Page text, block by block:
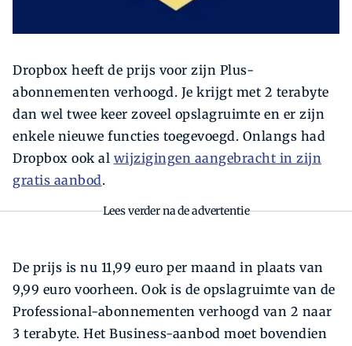
Dropbox heeft de prijs voor zijn Plus-
abonnementen verhoogd. Je krijgt met 2 terabyte
dan wel twee keer zoveel opslagruimte en er zijn
enkele nieuwe functies toegevoegd. Onlangs had
Dropbox ook al wijzigingen aangebracht in zijn
gratis aanbod.
Lees verder na de advertentie
De prijs is nu 11,99 euro per maand in plaats van
9,99 euro voorheen. Ook is de opslagruimte van de
Professional-abonnementen verhoogd van 2 naar
3 terabyte. Het Business-aanbod moet bovendien